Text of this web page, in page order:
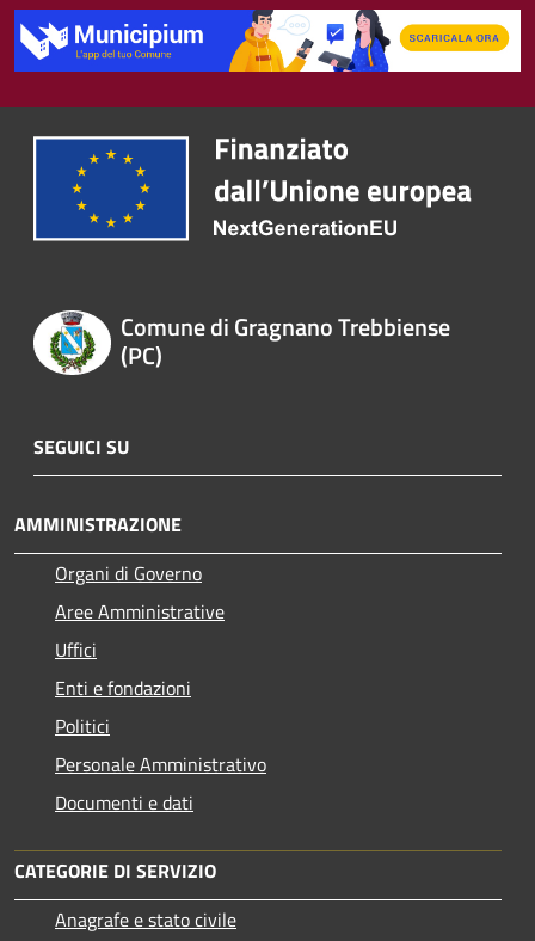
Comune di Gragnano Trebbiense
(PC)
SEGUICI SU
AMMINISTRAZIONE
Organi di Governo
Aree Amministrative
Uffici
Enti e fondazioni
Politici
Personale Amministrativo
Documenti e dati
CATEGORIE DI SERVIZIO
Anagrafe e stato civile